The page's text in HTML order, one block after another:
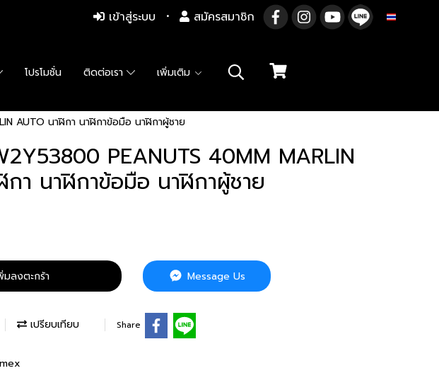
เข้าสู่ระบบ สมัครสมาชิก
โปรโมชั่น ติดต่อเรา เพิ่มเติม
AUTO นาฬิกา นาฬิกาข้อมือ นาฬิกาผู้ชาย
PEANUTS 40MM MARLIN
กา นาฬิกาข้อมือ นาฬิกาผู้ชาย
มลงตะกร้า Message Us
เปรียบเทียบ Share